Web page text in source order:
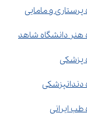
و مامایی
هنر دانشگاه شاهد
پزشکی
دندانپزشکی
ایرانی